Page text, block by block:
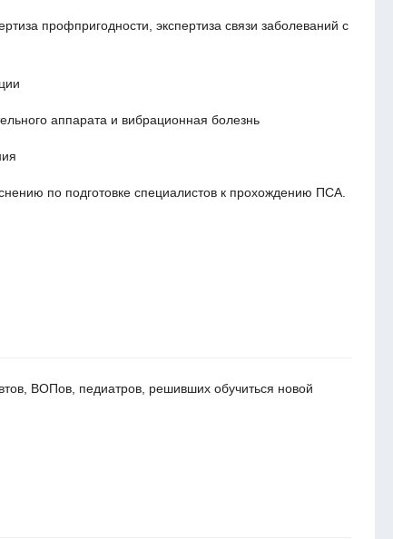
профпригодности, экспертиза связи заболеваний с
аппарата и вибрационная болезнь
по подготовке специалистов к прохождению ПСА.
ВОПов, педиатров, решивших обучиться новой